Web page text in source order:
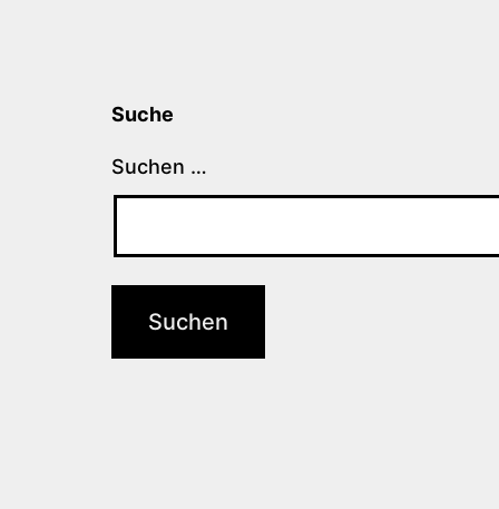
Suche
Suchen …